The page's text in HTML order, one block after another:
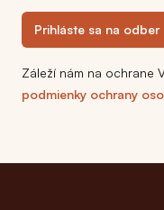
Prihláste sa na odber
Záleží nám na ochrane
podmienky ochrany